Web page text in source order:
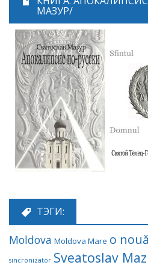
МАЗУР/
ТЭГИ:
Moldova Moldova Mare o
sincronizator Sveatoslav